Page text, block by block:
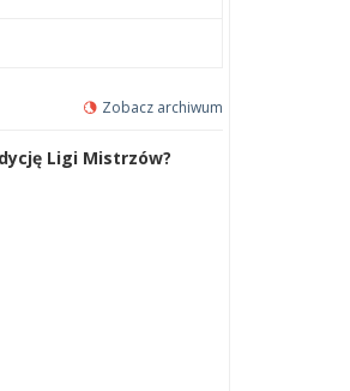
Zobacz archiwum
Ligi Mistrzów?